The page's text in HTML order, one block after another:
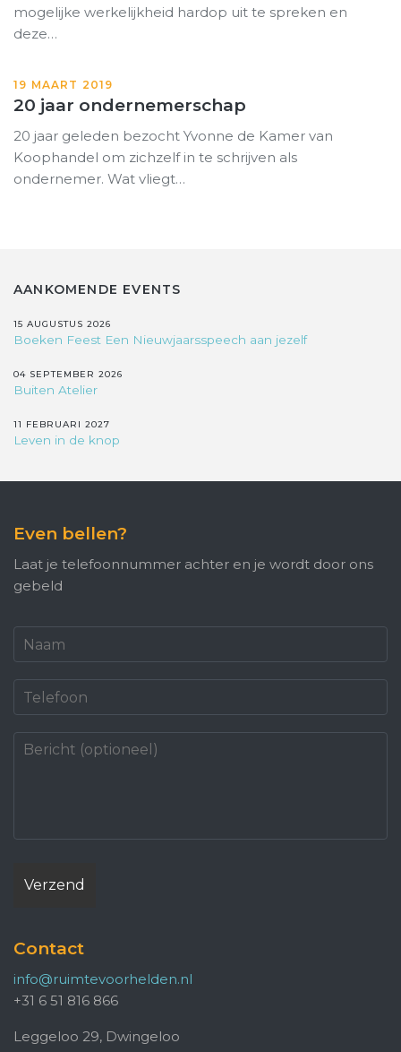
mogelijke werkelijkheid hardop uit te spreken en
deze…
19 MAART 2019
20 jaar ondernemerschap
20 jaar geleden bezocht Yvonne de Kamer van
Koophandel om zichzelf in te schrijven als
ondernemer. Wat vliegt…
AANKOMENDE EVENTS
15 AUGUSTUS 2026
Boeken Feest Een Nieuwjaarsspeech aan jezelf
04 SEPTEMBER 2026
Buiten Atelier
11 FEBRUARI 2027
Leven in de knop
Even bellen?
Laat je telefoonnummer achter en je wordt door ons
gebeld
Contact
info@ruimtevoorhelden.nl
+31 6 51 816 866
Leggeloo 29, Dwingeloo